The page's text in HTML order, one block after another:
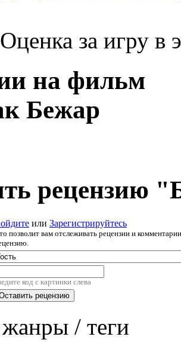
Оценка за игру в
на фильм
Бежар
рецензию
или Зарегистрируйтесь
позволит вам отслеживать рецензии и
код с картинки слева
жанры / теги